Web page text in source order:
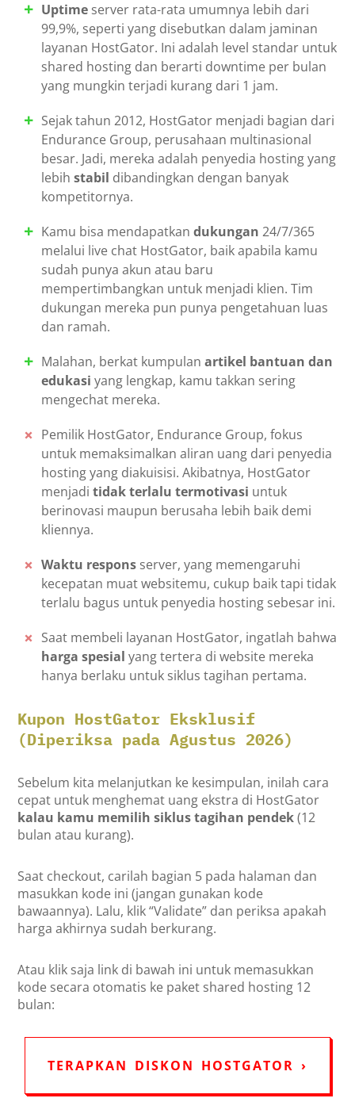
Uptime server rata-rata umumnya lebih dari
99,9%, seperti yang disebutkan dalam jaminan
layanan HostGator. Ini adalah level standar untuk
shared hosting dan berarti downtime per bulan
yang mungkin terjadi kurang dari 1 jam.
Sejak tahun 2012, HostGator menjadi bagian dari
Endurance Group, perusahaan multinasional
besar. Jadi, mereka adalah penyedia hosting yang
lebihstabil dibandingkan dengan banyak
kompetitornya.
Kamu bisa mendapatkandukungan 24/7/365
melalui live chat HostGator, baik apabila kamu
sudah punya akun atau baru
mempertimbangkan untuk menjadi klien. Tim
dukungan mereka pun punya pengetahuan luas
dan ramah.
Malahan, berkat kumpulanartikel bantuan dan
edukasi yang lengkap, kamu takkan sering
mengechat mereka.
Pemilik HostGator, Endurance Group, fokus
untuk memaksimalkan aliran uang dari penyedia
hosting yang diakuisisi. Akibatnya, HostGator
menjaditidak terlalu termotivasi untuk
berinovasi maupun berusaha lebih baik demi
kliennya.
Waktu respons server, yang memengaruhi
kecepatan muat websitemu, cukup baik tapi tidak
terlalu bagus untuk penyedia hosting sebesar ini.
Saat membeli layanan HostGator, ingatlah bahwa
harga spesial yang tertera di website mereka
hanya berlaku untuk siklus tagihan pertama.
Kupon HostGator Eksklusif
(Diperiksa pada Agustus 2026)
Sebelum kita melanjutkan ke kesimpulan, inilah cara
cepat untuk menghemat uang ekstra di HostGator
kalau kamu memilih siklus tagihan pendek(12
bulan atau kurang).
Saat checkout, carilah bagian 5 pada halaman dan
masukkan kode ini (jangan gunakan kode
bawaannya). Lalu, klik “Validate” dan periksa apakah
harga akhirnya sudah berkurang.
Atau klik saja link di bawah ini untuk memasukkan
kode secara otomatis ke paket shared hosting 12
bulan:
TERAPKAN DISKON HOSTGATOR ›